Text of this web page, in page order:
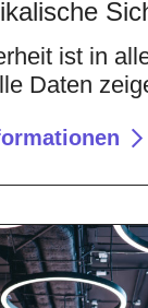
ist in
Daten